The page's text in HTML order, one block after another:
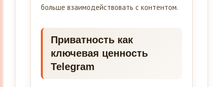
больше взаимодействовать с контентом.
Приватность как
ключевая ценность
Telegram